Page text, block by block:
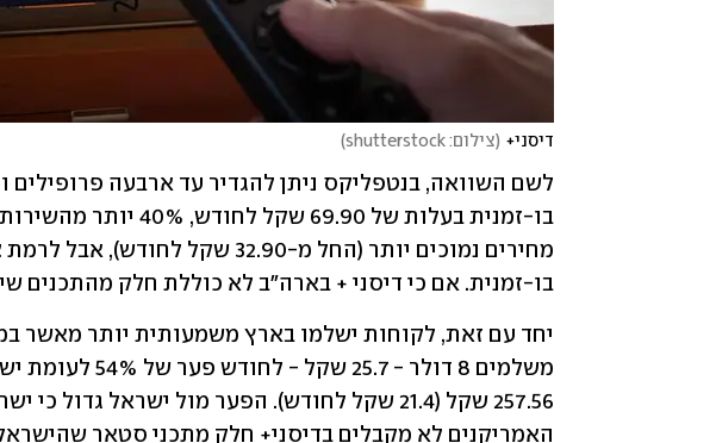
דיסני+ (צילום: shutterstock )
בו-זמנית. אם כי דיסני + בארה"ב לא כוללת חלק מהתכנים